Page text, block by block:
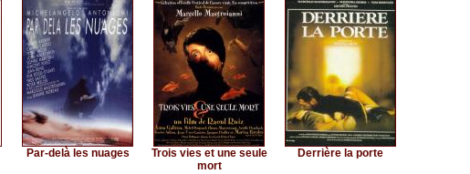
Par-delà les nuages
Trois vies et une seule
mort
Derrière la porte